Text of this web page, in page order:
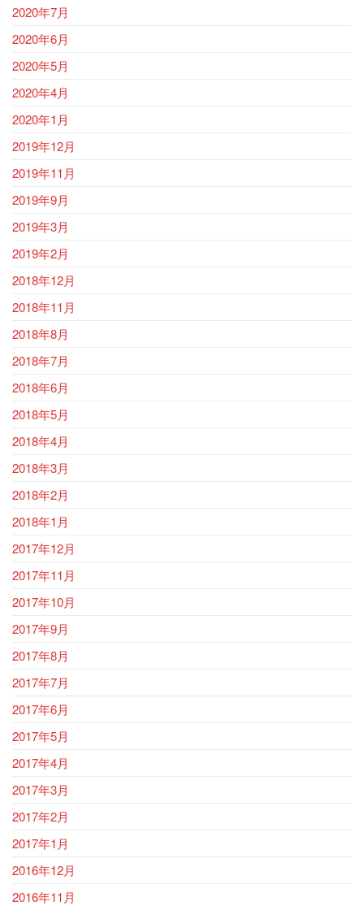
2020年7月
2020年6月
2020年5月
2020年4月
2020年1月
2019年12月
2019年11月
2019年9月
2019年3月
2019年2月
2018年12月
2018年11月
2018年8月
2018年7月
2018年6月
2018年5月
2018年4月
2018年3月
2018年2月
2018年1月
2017年12月
2017年11月
2017年10月
2017年9月
2017年8月
2017年7月
2017年6月
2017年5月
2017年4月
2017年3月
2017年2月
2017年1月
2016年12月
2016年11月